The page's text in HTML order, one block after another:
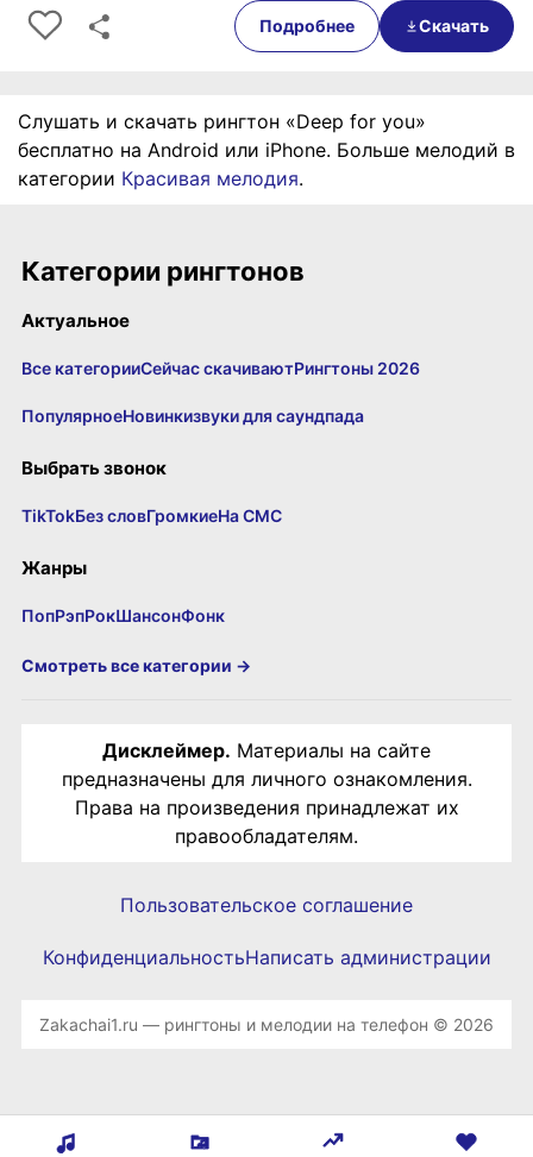
Подробнее Скачать
Слушать и скачать рингтон «Deep for you»
бесплатно на Android или iPhone. Больше мелодий в
категории Красивая мелодия.
Категории рингтонов
Актуальное
Все категорииСейчас скачиваютРингтоны 2026
ПопулярноеНовинкизвуки для саундпада
Выбрать звонок
TikTokБез словГромкиеНа СМС
Жанры
ПопРэпРокШансонФонк
Смотреть все категории →
Дисклеймер. Материалы на сайте
предназначены для личного ознакомления.
Права на произведения принадлежат их
правообладателям.
Пользовательское соглашение
КонфиденциальностьНаписать администрации
Zakachai1.ru — рингтоны и мелодии на телефон © 2026